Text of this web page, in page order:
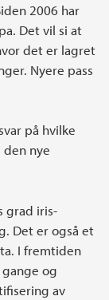
2006 har
Det vil si at
det er lagret
Nyere pass
på hvilke
nye
grad iris-
Det er også et
I fremtiden
og
av